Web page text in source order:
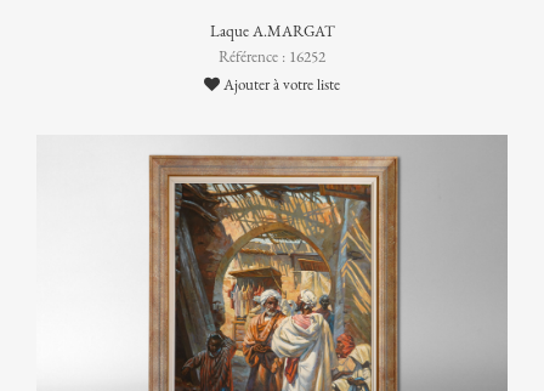
Laque A.MARGAT
Référence : 16252
Ajouter à votre liste